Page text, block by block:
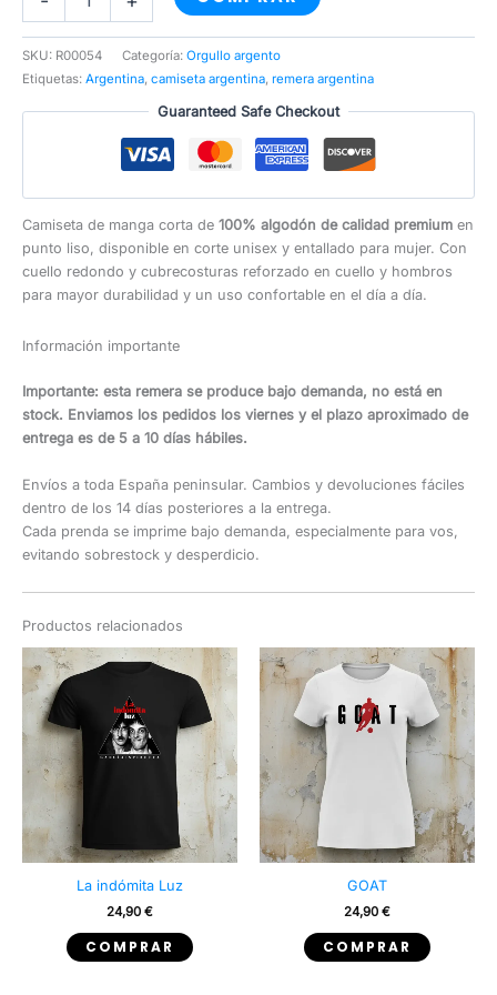
Todo
cantidad
SKU: R00054 Categoría: Orgullo argento
Etiquetas: Argentina, camiseta argentina, remera argentina
Guaranteed Safe Checkout
Camiseta de manga corta de 100% algodón de calidad premium en
punto liso, disponible en corte unisex y entallado para mujer. Con
cuello redondo y cubrecosturas reforzado en cuello y hombros
para mayor durabilidad y un uso confortable en el día a día.
Información importante
Importante: esta remera se produce bajo demanda, no está en
stock. Enviamos los pedidos los viernes y el plazo aproximado de
entrega es de 5 a 10 días hábiles.
Envíos a toda España peninsular. Cambios y devoluciones fáciles
dentro de los 14 días posteriores a la entrega.
Cada prenda se imprime bajo demanda, especialmente para vos,
evitando sobrestock y desperdicio.
Productos relacionados
La indómita Luz
24,90 €
COMPRAR
Este
producto
GOAT
24,90 €
COMPRAR
Este
producto